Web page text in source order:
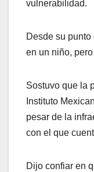
vulnerabilidad.
Desde su
en un niño,
Sostuvo que la
Instituto
pesar de la
con el que
Dijo confiar en